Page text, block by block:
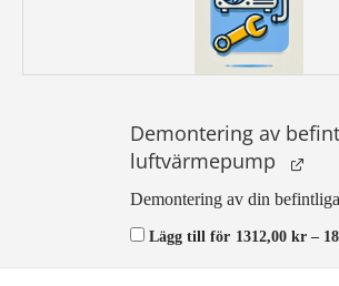
Demontering av
luftvärmepump
Demontering av din
Lägg till för 1312,00 kr –